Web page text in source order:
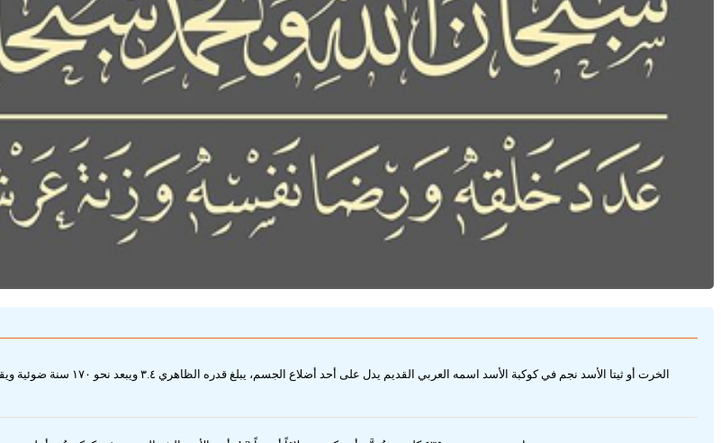
الخرت أو ثيتا الأسد نجم في